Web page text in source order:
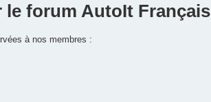
le forum AutoIt Français
à nos membres :